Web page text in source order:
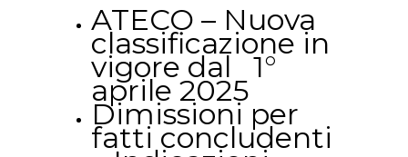
ATECO – Nuova
classificazione in
vigore dal 1°
aprile 2025
Dimissioni per
fatti concludenti